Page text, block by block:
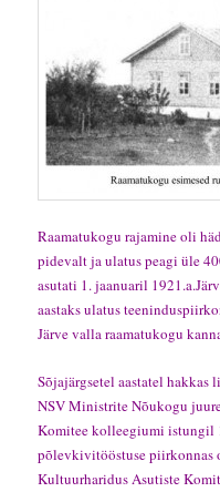
Raamatukogu rajamine oli
pidevalt ja ulatus peagi üle
asutati 1. jaanuaril
aastaks ulatus
Järve valla raamatukogu
Sõjajärgsetel aastatel
NSV Ministrite Nõukogu
Komitee kolleegiumi istungil
põlevkivitööstuse piirkonnas
Kultuurharidus Asutiste